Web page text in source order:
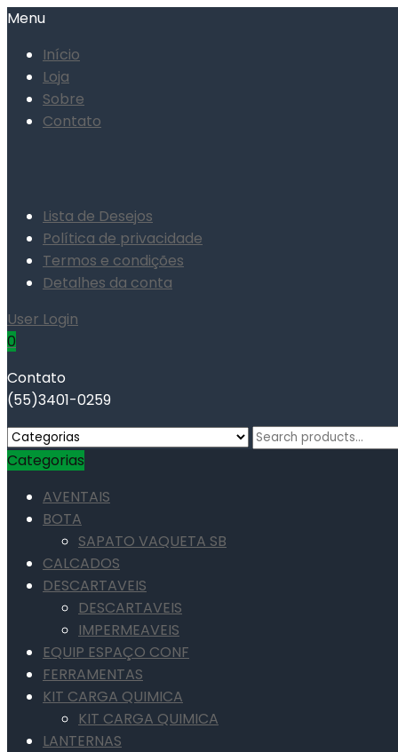
Menu
Início
Loja
Sobre
Contato
Lista de Desejos
Política de privacidade
Termos e condições
Detalhes da conta
User Login
0
Contato
(55)3401-0259
Search
Categorias
AVENTAIS
BOTA
SAPATO VAQUETA SB
CALCADOS
DESCARTAVEIS
DESCARTAVEIS
IMPERMEAVEIS
EQUIP ESPAÇO CONF
FERRAMENTAS
KIT CARGA QUIMICA
KIT CARGA QUIMICA
LANTERNAS